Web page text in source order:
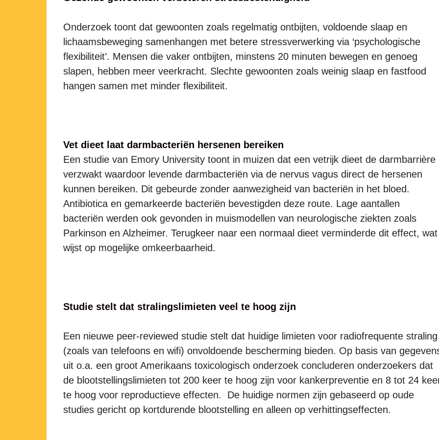
Onderzoek toont dat gewoonten zoals regelmatig ontbijten, voldoende slaap en
lichaamsbeweging samenhangen met betere stressverwerking via ‘psychologische
flexibiliteit’. Mensen die vaker ontbijten, minstens 20 minuten bewegen en genoeg
slapen, hebben meer veerkracht. Slechte gewoonten zoals weinig slaap en fastfood
hangen samen met minder flexibiliteit.
Vet dieet laat darmbacteriën hersenen bereiken
Een studie van Emory University toont in muizen dat een vetrijk dieet de darmbarrière
verzwakt waardoor levende darmbacteriën via de nervus vagus direct de hersenen
kunnen bereiken. Dit gebeurde zonder aanwezigheid van bacteriën in het bloed.
Antibiotica en gemarkeerde bacteriën bevestigden deze route. Lage aantallen
bacteriën werden ook gevonden in muismodellen van neurologische ziekten zoals
Parkinson en Alzheimer. Terugkeer naar een normaal dieet verminderde dit effect, wat
wijst op mogelijke omkeerbaarheid.
Studie stelt dat stralingslimieten veel te hoog zijn
Een nieuwe peer-reviewed studie stelt dat huidige limieten voor radiofrequente straling
(zoals van telefoons en wifi) onvoldoende bescherming bieden. Op basis van
uit o.a. een groot Amerikaans toxicologisch onderzoek concluderen onderzoekers dat
de blootstellingslimieten tot 200 keer te hoog zijn voor kankerpreventie en 8 tot 24
te hoog voor reproductieve effecten. De huidige normen zijn gebaseerd op oude
studies gericht op kortdurende blootstelling en alleen op verhittingseffecten.